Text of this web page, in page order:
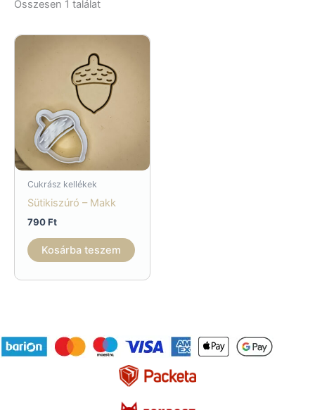
Összesen 1 találat
Cukrász kellékek
Sütikiszúró – Makk
790Ft
Kosárba teszem